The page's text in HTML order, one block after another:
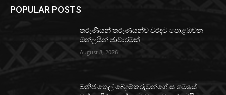
POPULAR POSTS
තරුණියන් තරුණයන්ව වරදට පොළඹවන
ඔන්ලයින් ජාවාරමක්
August 8, 2026
ඛනිජ තෙල් බෙදුම්කරුවන්ගේ සංගමයේ